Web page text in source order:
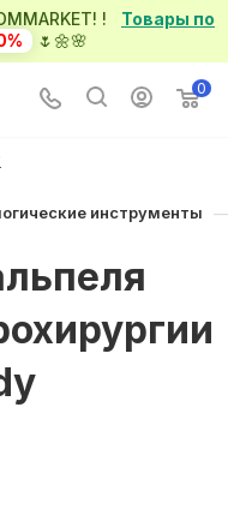
! Товары по
🌷🌼🌸
0
инструменты